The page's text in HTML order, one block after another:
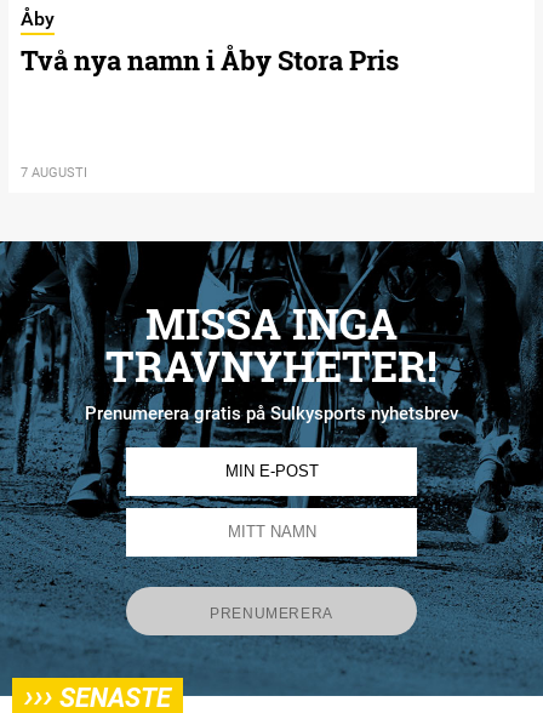
Åby
Två nya namn i Åby Stora Pris
7 AUGUSTI
MISSA INGA
TRAVNYHETER!
Prenumerera gratis på Sulkysports nyhetsbrev
››› SENASTE